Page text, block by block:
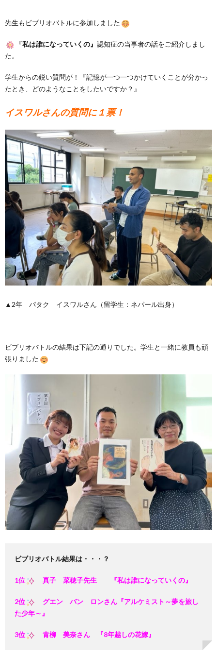
先生もビブリオバトルに参加しました
『私は誰になっていくの』 認知症の当事者の話をご紹介しまし
た。
学生からの鋭い質問が！『記憶が一つ一つかけていくことが分かっ
たとき、どのようなことをしたいですか？』
イスワルさんの質問に１票！
▲2年 パタク イスワルさん（留学生：ネパール出身）
ビブリオバトルの結果は下記の通りでした。学生と一緒に教員も頑
張りました
ビブリオバトル結果は・・・？
1位 真子 菜穂子先生 『私は誰になっていくの』
2位
グエン バン ロンさん『アルケミスト～夢を旅し
た少年～』
3位 青柳 美奈さん 『8年越しの花嫁』